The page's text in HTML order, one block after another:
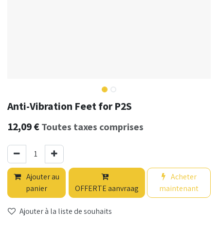
Anti-Vibration Feet for P2S
12,09€ Toutes taxes comprises
Ajouter au
panier
OFFERTE aanvraag
Acheter
maintenant
Ajouter à la liste de souhaits